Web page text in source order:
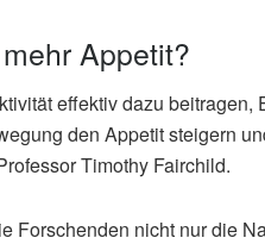
Appetit?
effektiv dazu beitragen,
den Appetit steigern
Timothy Fairchild.
Forschenden nicht nur die